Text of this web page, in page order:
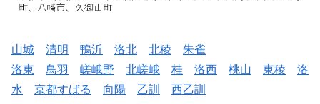
山城 清明 鴨沂 洛北 北稜
朱雀
洛東
鳥羽 嵯峨野 北嵯峨 桂 洛西 桃山 東稜
洛
水
京都すばる 向陽 乙訓 西乙訓